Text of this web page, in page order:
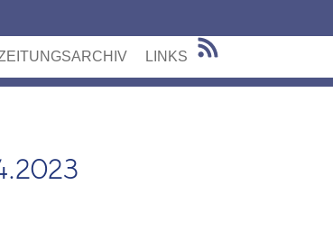
LINKS